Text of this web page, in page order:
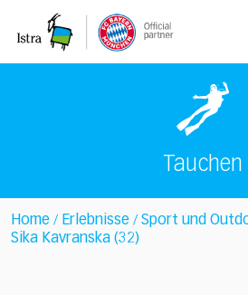
note:
Tauchen
Home / Erlebnisse / Sport und
Sika Kavranska (32)